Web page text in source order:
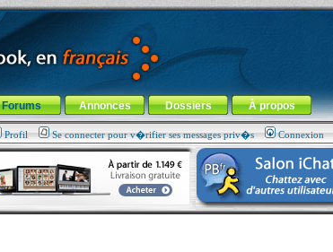
Forums Annonces Dossiers À propos
Profil Se connecter pour v�rifier ses messages priv�s Connexion